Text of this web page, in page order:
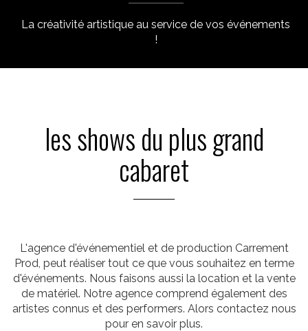
La créativité artistique au service de vos événements
!
les shows du plus grand
cabaret
L'agence d'événementiel et de production Carrement
Prod, peut réaliser tout ce que vous souhaitez en terme
d'événements. Nous faisons aussi la location et la vente
de matériel. Notre agence comprend également des
artistes connus et des performers. Alors contactez nous
pour en savoir plus.